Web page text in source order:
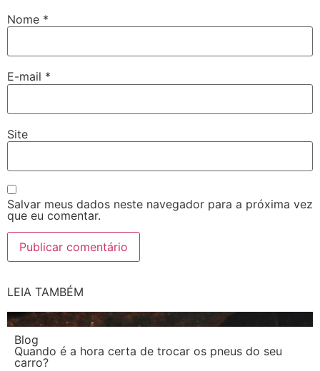
Nome *
E-mail *
Site
Salvar meus dados neste navegador para a próxima vez
que eu comentar.
LEIA TAMBÉM
Blog
Quando é a hora certa de trocar os pneus do seu
carro?